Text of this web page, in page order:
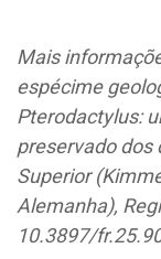
Mais
espécime
Pterodactylus:
preservado dos
Superior
Alemanha),
10.3897/